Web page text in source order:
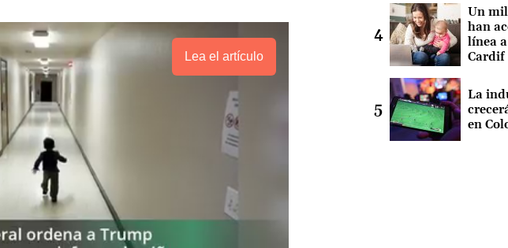
Lea el artículo
Un
han
línea
Cardif
La
en